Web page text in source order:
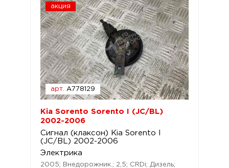
акция
арт. A778129
Kia Sorento Sorento I (JC/BL)
2002-2006
Сигнал (клаксон) Kia Sorento I
(JC/BL) 2002-2006
Электрика
2005; Внедорожник.; 2,5; CRDi; Дизель;